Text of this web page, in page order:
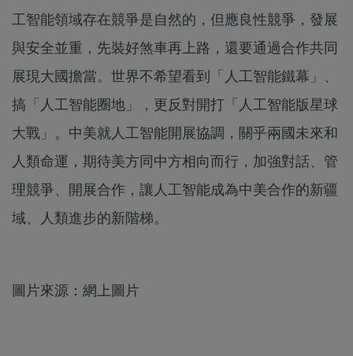
工智能領域存在競爭是自然的，但應良性競爭，發展
與安全並重，先裝好煞車再上路，還要通過合作共同
展現大國擔當。世界不希望看到「人工智能鐵幕」、
搞「人工智能圈地」，更反對開打「人工智能版星球
大戰」。中美就人工智能開展協調，關乎兩國未來和
人類命運，期待美方同中方相向而行，加強對話、管
理競爭、開展合作，讓人工智能成為中美合作的新疆
域、人類進步的新階梯。
圖片來源：網上圖片